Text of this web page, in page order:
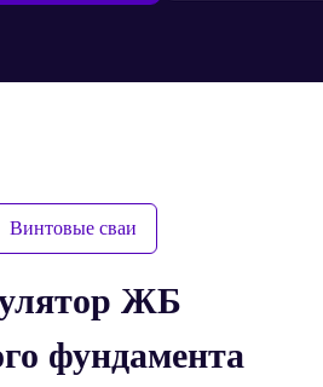
Винтовые сваи
ЖБ
фундамента